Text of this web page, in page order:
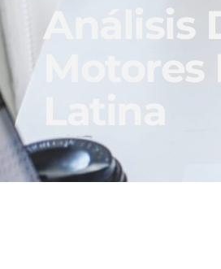
Análisis
Latina